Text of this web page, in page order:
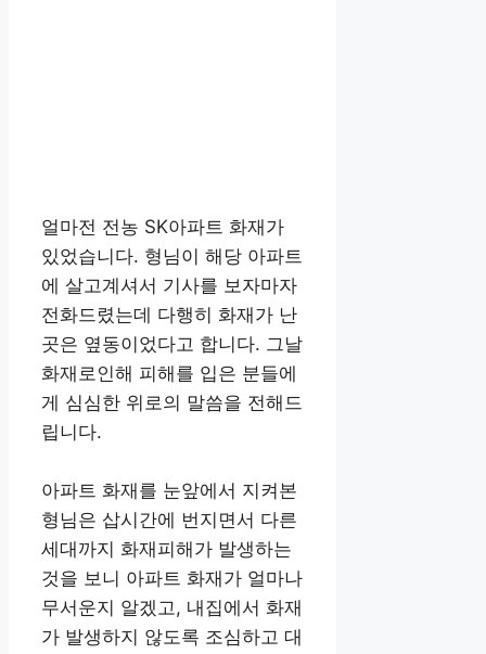
얼마전 전농 SK아파트 화재가
있었습니다. 형님이 해당 아파트
에 살고계셔서 기사를 보자마자
전화드렸는데 다행히 화재가 난
곳은 옆동이었다고 합니다. 그날
화재로인해 피해를 입은 분들에
게 심심한 위로의 말씀을 전해드
립니다.
아파트 화재를 눈앞에서 지켜본
형님은 삽시간에 번지면서 다른
세대까지 화재피해가 발생하는
것을 보니 아파트 화재가 얼마나
무서운지 알겠고, 내집에서 화재
가 발생하지 않도록 조심하고 대